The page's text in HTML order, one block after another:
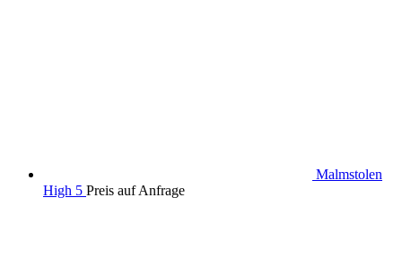
Malmstolen
High 5 Preis auf Anfrage